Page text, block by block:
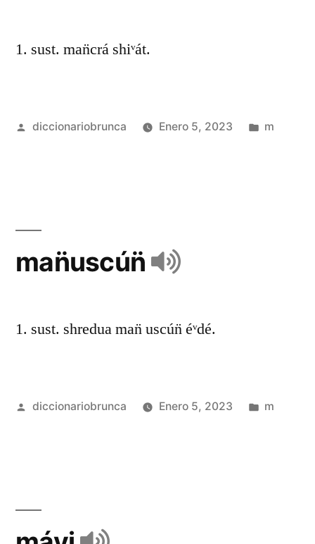
1. sust. man̈crá shiᵛát.
diccionariobrunca Enero 5, 2023 m
man̈uscún̈
1. sust. shredua man̈ uscún̈ éᵛdé.
diccionariobrunca Enero 5, 2023 m